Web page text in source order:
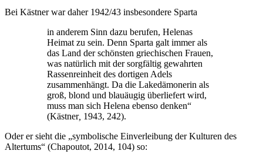
Bei Kästner war daher 1942/43 insbesondere Sparta
in anderem Sinn dazu berufen, Helenas
Heimat zu sein. Denn Sparta galt immer als
das Land der schönsten griechischen Frauen,
was natürlich mit der sorgfältig gewahrten
Rassenreinheit des dortigen Adels
zusammenhängt. Da die Lakedämonerin als
groß, blond und blauäugig überliefert wird,
muss man sich Helena ebenso denken“
(Kästner, 1943, 242).
Oder er sieht die „symbolische Einverleibung der Kulturen des
Altertums“ (Chapoutot, 2014, 104) so: